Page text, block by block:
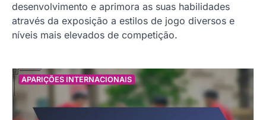
desenvolvimento e aprimora as suas habilidades
através da exposição a estilos de jogo diversos e
níveis mais elevados de competição.
APARIÇÕES INTERNACIONAIS